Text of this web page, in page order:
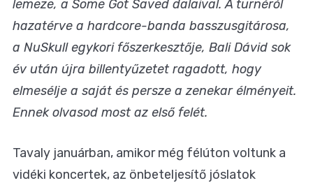
lemeze, a Some Got Saved dalaival. A turnéról
hazatérve a hardcore-banda basszusgitárosa,
a NuSkull egykori főszerkesztője, Bali Dávid sok
év után újra billentyűzetet ragadott, hogy
elmesélje a saját és persze a zenekar élményeit.
Ennek olvasod most az első felét.
Tavaly januárban, amikor még félúton voltunk a
vidéki koncertek, az önbeteljesítő jóslatok